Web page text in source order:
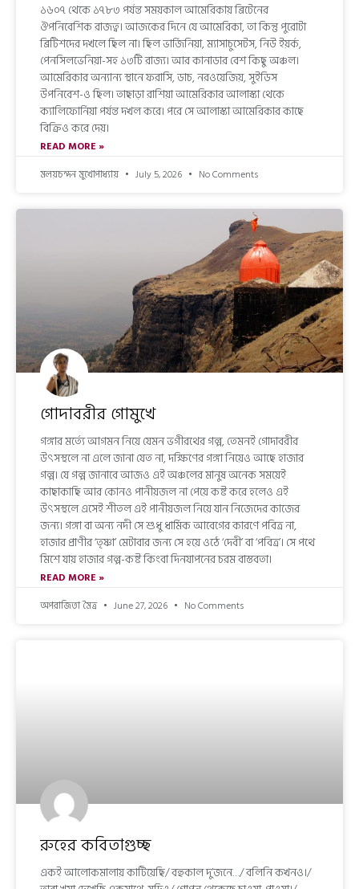
১৬০৭ থেকে ১৭৮৩ পর্যন্ত সময়কাল আমেরিকায় ব্রিটেনের
ঔপনিবেশিক রাজত্ব। আজকের দিনে যে আমেরিকা, তা কিন্তু পুরোটা
ব্রিটিশদের দখলে ছিল না। ছিল ভার্জিনিয়া, ম্যাসাচুসেটস, নিউ ইয়র্ক,
পেনসিলভেনিয়া-সহ ১৩টি রাজ্য। আর কানাডার বেশ কিছু অঞ্চল।
আমেরিকার অন্যান্য স্থানে ফরাসি, ডাচ, নরওয়েজিয়, সুইডিস
উপনিবেশ-ও ছিল। তাছাড়া রাশিয়া আমেরিকার আলাস্কা থেকে
ক্যালিফোর্নিয়া পর্যন্ত দখল করে। পরে সে আলাস্কা আমেরিকার কাছে
বিক্রিও করে দেয়।
READ MORE »
মলয়চন্দন মুখোপাধ্যায়
July 5, 2026 No Comments
গোদাবরীর গোমুখে
গঙ্গার মর্ত্যে আগমন নিয়ে যেমন ভগীরথের গল্প, তেমনই গোদাবরীর
উৎসস্থলে না এলে জানা যেত না, দক্ষিণের গঙ্গা নিয়েও আছে হাজার
গল্প। যে গল্প জানাবে আজও এই অঞ্চলের মানুষ অনেক সময়েই
কাছাকাছি আর কোনও পানীয়জল না পেয়ে কষ্ট করে হলেও এই
উৎসস্থলে এসেই শীতল এই পানীয়জল নিয়ে যান নিজেদের কাজের
জন্য। গঙ্গা বা অন্য নদী সে শুধু ধার্মিক আবেগের কারণে পবিত্র না,
হাজার প্রাণীর ‘তৃষ্ণা’ মেটাবার জন্য সে হয়ে ওঠে ‘দেবী’ বা ‘পবিত্র’। সে পথে
মিশে যায় হাজার গল্প-কষ্ট কিংবা দিনযাপনের চরম বাস্তবতা।
READ MORE »
অপরাজিতা মৈত্র
June 27, 2026 No Comments
রুহের কবিতাগুচ্ছ
একই আলোকমালায় কাটিয়েছি/ বহুকাল দু’জনে…/ বলিনি কখনও।/